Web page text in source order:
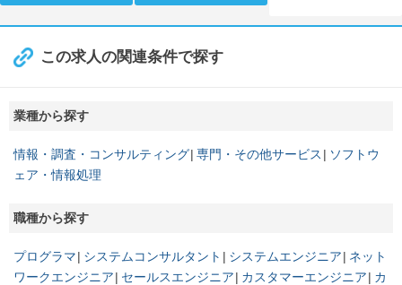
この求人の関連条件で探す
業種から探す
情報・調査・コンサルティング 専門・その他サービス
ソフトウ
ェア・情報処理
職種から探す
プログラマ システムコンサルタント システムエンジニア
ネット
ワークエンジニア
セールスエンジニア カスタマーエンジニア
カ